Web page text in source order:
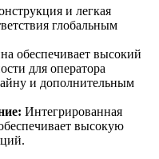
и легкая
глобальным
обеспечивает высокий
для оператора
и дополнительным
Интегрированная
высокую